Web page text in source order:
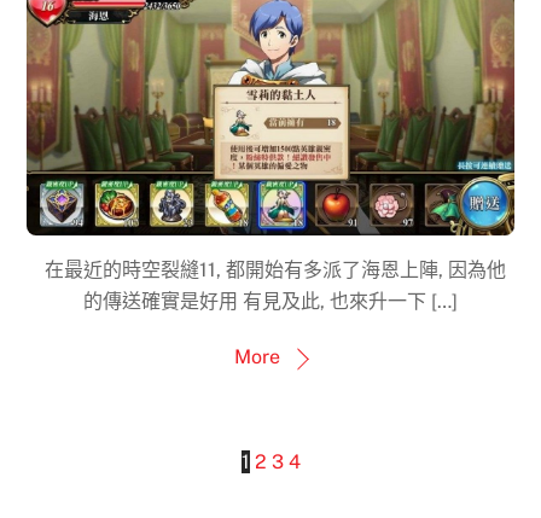
在最近的時空裂縫11, 都開始有多派了海恩上陣, 因為他
的傳送確實是好用 有見及此, 也來升一下 […]
More
1 2 3 4